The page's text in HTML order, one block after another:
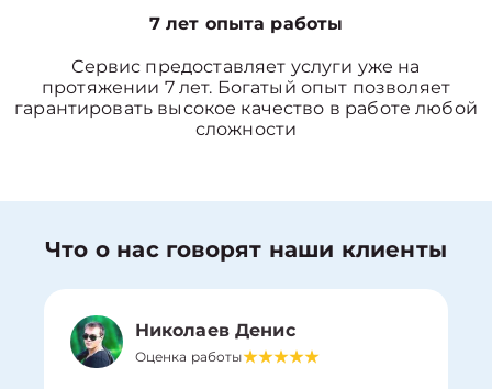
7 лет опыта работы
Сервис предоставляет услуги уже на
протяжении 7 лет. Богатый опыт позволяет
гарантировать высокое качество в работе любой
сложности
Что о нас говорят наши клиенты
Николаев Денис
Оценка работы